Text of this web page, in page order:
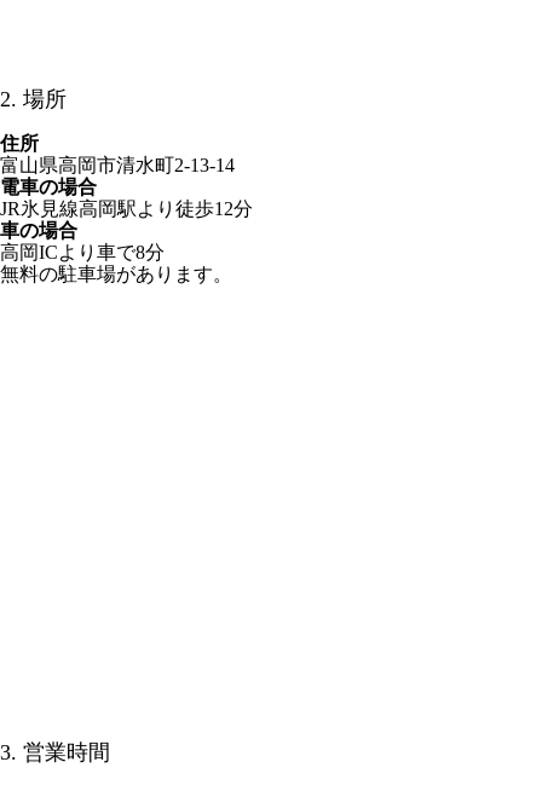
2. 場所
住所
富山県高岡市清水町2-13-14
電車の場合
JR氷見線高岡駅より徒歩12分
車の場合
高岡ICより車で8分
無料の駐車場があります。
3. 営業時間